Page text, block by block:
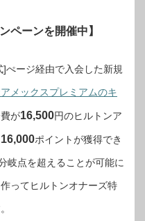
ペーンを開催中】
ぺージ経由で入会した新規
メックスプレミアムのキ
が16,500円のヒルトンア
16,000ポイントが獲得でき
岐点を超えることが可能に
ってヒルトンオナーズ特